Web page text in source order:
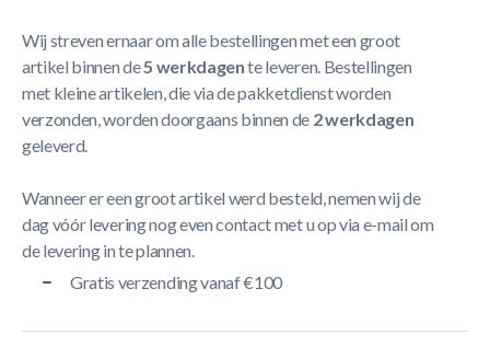
Wij streven ernaar om alle bestellingen met een groot
artikel binnen de5 werkdagente leveren. Bestellingen
met kleine artikelen, die via de pakketdienst worden
verzonden, worden doorgaans binnen de 2 werkdagen
geleverd.
Wanneer er een groot artikel werd besteld, nemen wij de
dag vóór levering nog even contact met u op via e-mail om
de levering in te plannen.
Gratis verzending vanaf €100